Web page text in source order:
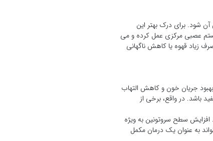
شود. برای درک بهتر این
عصبی مرکزی عمل کرده و می
زیاد قهوه یا کاهش ناگهانی
جریان خون و کاهش التهاب
باشد. در واقع، برخی از
افزایش سطح سروتونین به ویژه
به عنوان یک درمان مکمل